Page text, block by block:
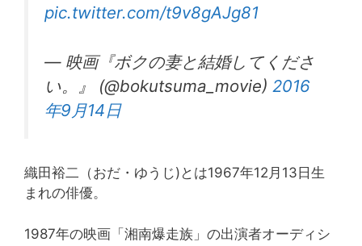
pic.twitter.com/t9v8gAJg81
— 映画『ボクの妻と結婚してくださ
い。』 (@bokutsuma_movie) 2016
年9月14日
織田裕二（おだ・ゆうじ)とは1967年12月13日生
まれの俳優。
1987年の映画「湘南爆走族」の出演者オーディシ